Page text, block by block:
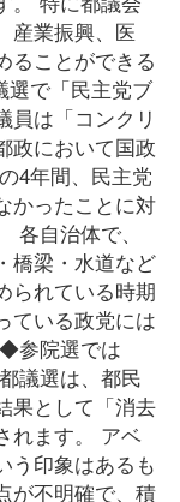
産業振興、医
ることができる
選で「民主党ブ
員は「コンクリ
政において国政
4年間、民主党
かったことに対
各自治体で、
橋梁・水道など
られている時期
ている政党には
参院選では
議選は、都民
果として「消去
れます。 アベ
う印象はあるも
が不明確で、積